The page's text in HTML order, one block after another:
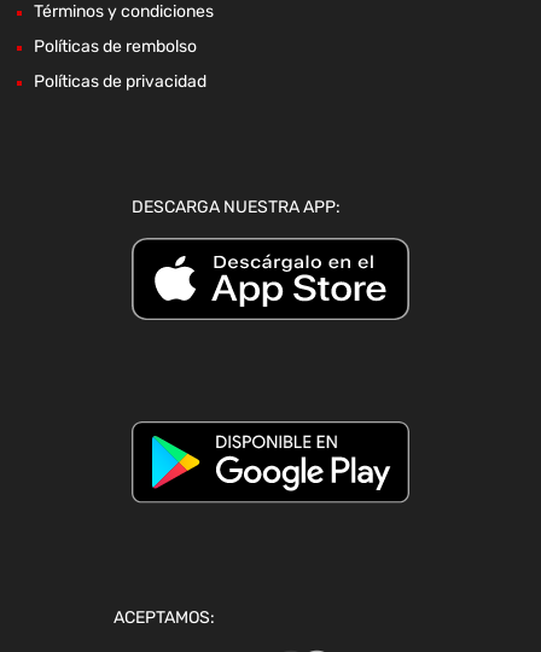
Términos y condiciones
Políticas de rembolso
Políticas de privacidad
DESCARGA NUESTRA APP:
ACEPTAMOS: